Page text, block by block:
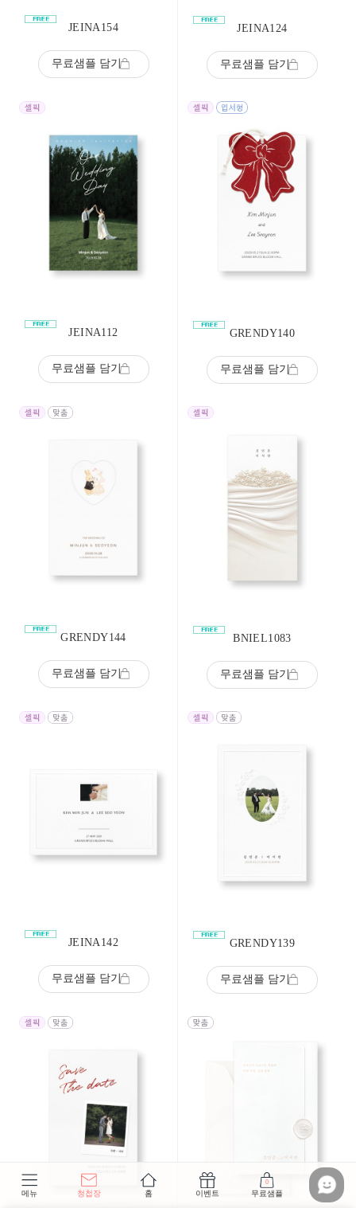
메뉴 청첩장 홈 이벤트
0
무료샘플
JEINA154
무료샘플 담기
JEINA124
무료샘플 담기
JEINA112
무료샘플 담기
GRENDY140
무료샘플 담기
GRENDY144
무료샘플 담기
BNIEL1083
무료샘플 담기
JEINA142
무료샘플 담기
GRENDY139
무료샘플 담기